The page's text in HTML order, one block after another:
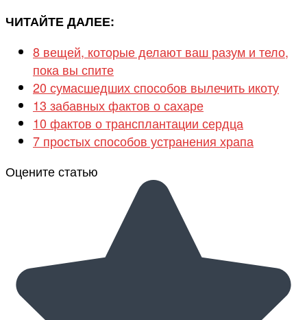
ЧИТАЙТЕ ДАЛЕЕ:
8 вещей, которые делают ваш разум и тело,
пока вы спите
20 сумасшедших способов вылечить икоту
13 забавных фактов о сахаре
10 фактов о трансплантации сердца
7 простых способов устранения храпа
Оцените статью